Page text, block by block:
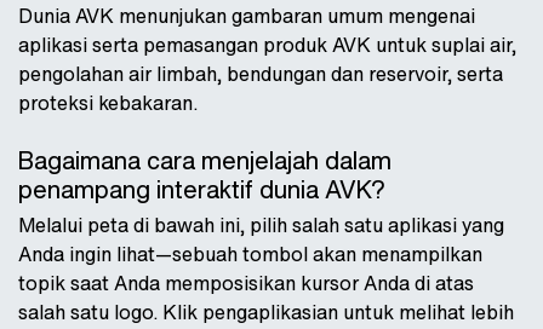
Dunia AVK menunjukan gambaran umum mengenai
aplikasi serta pemasangan produk AVK untuk suplai air,
pengolahan air limbah, bendungan dan reservoir, serta
proteksi kebakaran.
Bagaimana cara menjelajah dalam
penampang interaktif dunia AVK?
Melalui peta di bawah ini, pilih salah satu aplikasi yang
Anda ingin lihat—sebuah tombol akan menampilkan
topik saat Anda memposisikan kursor Anda di atas
salah satu logo. Klik pengaplikasian untuk melihat lebih